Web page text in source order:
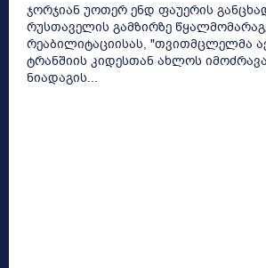
ჯორჯიან უოთერ ენდ ფაუერის განცხადებით,
რუსთაველის გამზირზე
რეაბილიტაციისას, "თვითმცლელმა
ტრანშიის კიდესთან ახლოს
ნიადაგის...